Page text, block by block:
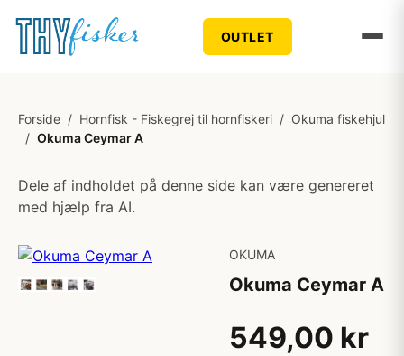
OUTLET
Forside / Hornfisk - Fiskegrej til hornfiskeri / Okuma fiskehjul
/ Okuma Ceymar A
Dele af indholdet på denne side kan være genereret
med hjælp fra AI.
OKUMA
Okuma Ceymar A
549,00 kr